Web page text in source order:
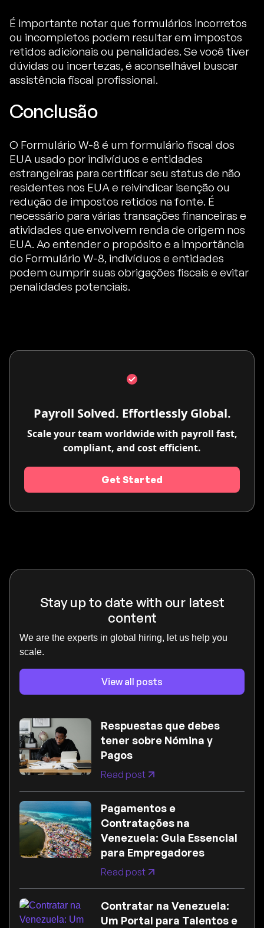
É importante notar que formulários incorretos
ou incompletos podem resultar em impostos
retidos adicionais ou penalidades. Se você tiver
dúvidas ou incertezas, é aconselhável buscar
assistência fiscal profissional.
Conclusão
O Formulário W-8 é um formulário fiscal dos
EUA usado por indivíduos e entidades
estrangeiras para certificar seu status de não
residentes nos EUA e reivindicar isenção ou
redução de impostos retidos na fonte. É
necessário para várias transações financeiras e
atividades que envolvem renda de origem nos
EUA. Ao entender o propósito e a importância
do Formulário W-8, indivíduos e entidades
podem cumprir suas obrigações fiscais e evitar
penalidades potenciais.
Payroll Solved. Effortlessly Global.
Scale your team worldwide with payroll fast,
compliant, and cost efficient.
Get Started
Stay up to date with our latest
content
We are the experts in global hiring, let us help you
scale.
View all posts
Respuestas que debes
tener sobre Nómina y
Pagos
Read post
Pagamentos e
Contratações na
Venezuela: Guia Essencial
para Empregadores
Read post
Contratar na Venezuela:
Um Portal para Talentos e